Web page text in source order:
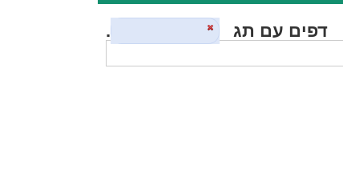
דפים עם תג .